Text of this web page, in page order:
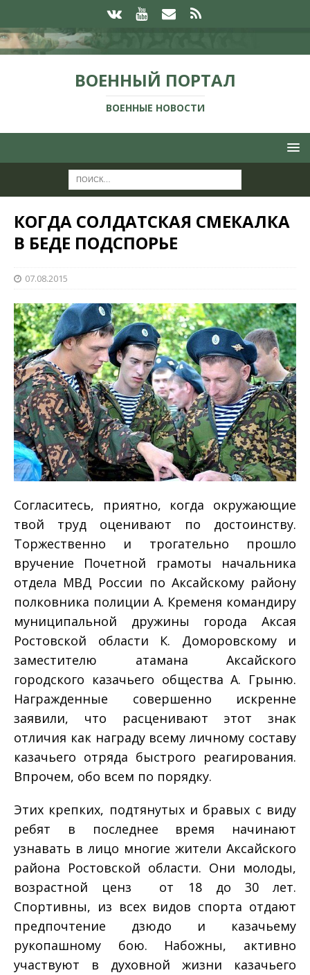
ВОЕННЫЙ ПОРТАЛ
ВОЕННЫЕ НОВОСТИ
КОГДА СОЛДАТСКАЯ СМЕКАЛКА
В БЕДЕ ПОДСПОРЬЕ
07.08.2015
Согласитесь, приятно, когда окружающие
твой труд оценивают по достоинству.
Торжественно и трогательно прошло
вручение Почетной грамоты начальника
отдела МВД России по Аксайскому району
полковника полиции А. Кременя командиру
муниципальной дружины города Аксая
Ростовской области К. Доморовскому и
заместителю атамана Аксайского
городского казачьего общества А. Грыню.
Награжденные совершенно искренне
заявили, что расценивают этот знак
отличия как награду всему личному составу
казачьего отряда быстрого реагирования.
Впрочем, обо всем по порядку.
Этих крепких, подтянутых и бравых с виду
ребят в последнее время начинают
узнавать в лицо многие жители Аксайского
района Ростовской области. Они молоды,
возрастной ценз ­ от 18 до 30 лет.
Спортивны, из всех видов спорта отдают
предпочтение дзюдо и казачьему
рукопашному бою. Набожны, активно
участвуют в духовной жизни казачьего